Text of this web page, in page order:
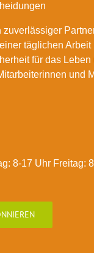
täglichen Arbeit
für das Leben
und
8-17 Uhr Freitag: